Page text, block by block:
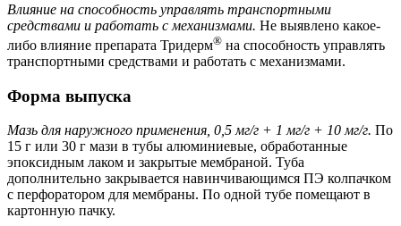
Влияние на способность управлять транспортными
средствами и работать с механизмами. Не выявлено какое-
либо влияние препарата Тридерм® на способность управлять
транспортными средствами и работать с механизмами.
Форма выпуска
Мазь для наружного применения, 0,5 мг/г + 1 мг/г + 10 мг/г. По
15 г или 30 г мази в тубы алюминиевые, обработанные
эпоксидным лаком и закрытые мембраной. Туба
дополнительно закрывается навинчивающимся ПЭ колпачком
с перфоратором для мембраны. По одной тубе помещают в
картонную пачку.